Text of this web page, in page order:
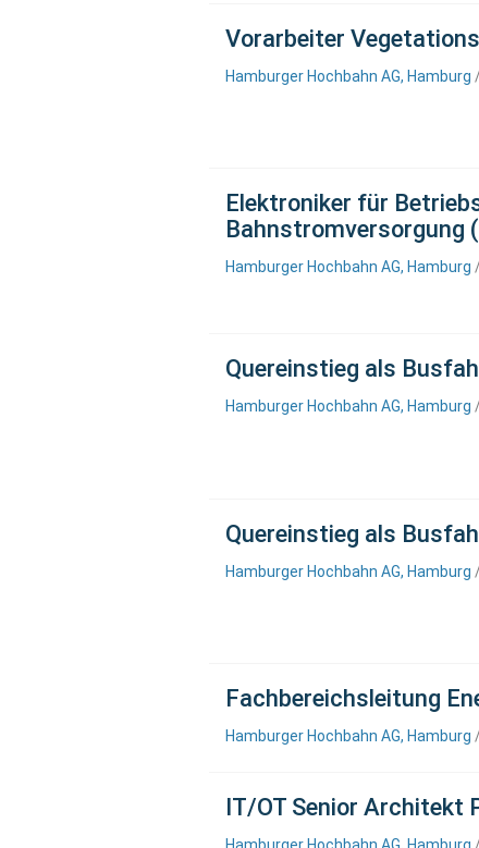
Vorarbeiter
Hamburger Hochbahn AG, Hamburg
Elektroniker für
Bahnstromversorgung
Hamburger Hochbahn AG, Hamburg
Quereinstieg als
Hamburger Hochbahn AG, Hamburg
Quereinstieg als
Hamburger Hochbahn AG, Hamburg
Fachbereichsleitung
Hamburger Hochbahn AG, Hamburg
IT/OT Senior Architekt